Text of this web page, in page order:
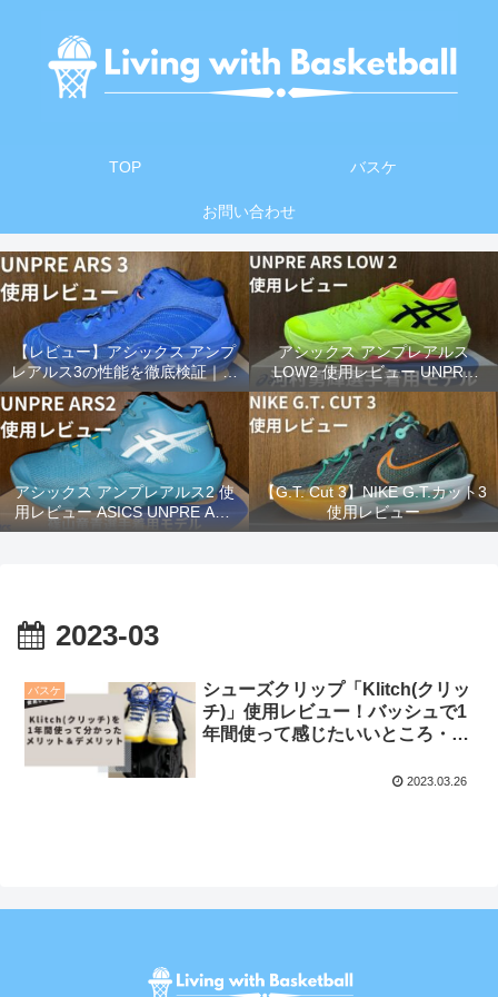
TOP バスケ
お問い合わせ
【レビュー】アシックス アンプ
レアルス3の性能を徹底検証｜前
作との違い＆おすすめポイント
まとめ
アシックス アンプレアルス
LOW2 使用レビュー UNPRE
ARS LOW 2 【河村勇輝選手着用
モデル】
アシックス アンプレアルス2 使
用レビュー ASICS UNPRE ARS
2 【篠山竜青選手着用モデル】
【G.T. Cut 3】NIKE G.T.カット3
使用レビュー
2023-03
バスケ
シューズクリップ「Klitch(クリッ
チ)」使用レビュー！バッシュで1
年間使って感じたいいところ・デ
2023.03.26